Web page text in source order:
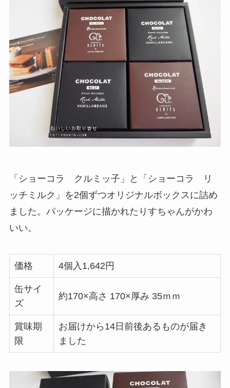
「ショーコラ クルミッ子」と「ショーコラ リ
ッチミルク」を2個ずつオリジナルボックスに詰め
ました。パッケージに描かれたりすちゃんがかわ
いい。
価格 4個入1,642円
缶サイ
ズ
約170×高さ 170×厚み 35ｍｍ
賞味期
限
お届けから14日前後あるものが届き
ました